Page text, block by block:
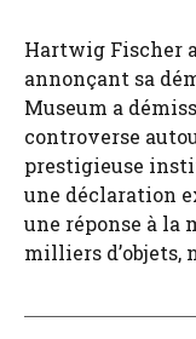
Hartwig Fischer
annonçant sa
Museum a
controverse
prestigieuse
une déclaration
une réponse à la
milliers d’objets,